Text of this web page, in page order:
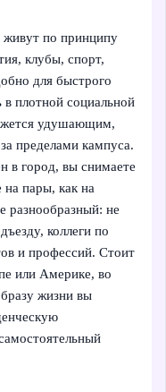
живут по принципу
клубы, спорт,
для быстрого
в плотной социальной
удушающим,
пределами кампуса.
в город, вы снимаете
на пары, как на
разнообразный: не
коллеги по
и профессий. Стоит
или Америке, во
жизни вы